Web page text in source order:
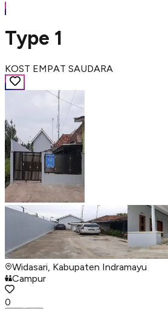
Type 1
KOST EMPAT SAUDARA
Widasari, Kabupaten Indramayu
Campur
0